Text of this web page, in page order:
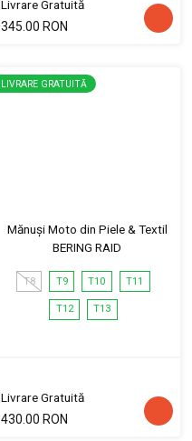
Livrare Gratuită
345.00 RON
LIVRARE GRATUITĂ
Mănuși Moto din Piele & Textil
BERING RAID
T8 T9 T10 T11
T12 T13
Livrare Gratuită
430.00 RON